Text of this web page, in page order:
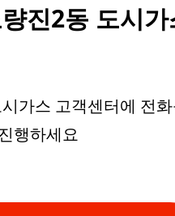
진2동 도시
가스 고객센터에 전
행하세요